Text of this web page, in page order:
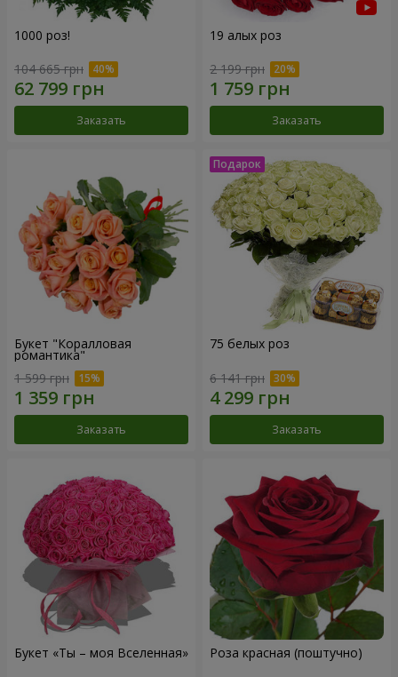
1000 роз!
104 665 грн
Заказать
19 алых роз
2 199 грн
Заказать
Букет "Коралловая
романтика"
1 599 грн
Заказать
75 белых роз
6 141 грн
Заказать
Букет «Ты – моя Вселенная» Роза красная (поштучно)